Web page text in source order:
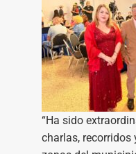
“Ha sido
charlas,